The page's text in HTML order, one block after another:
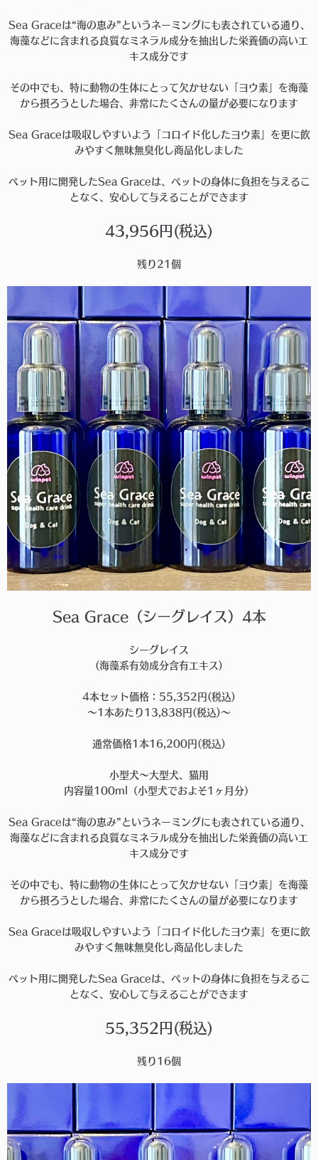
Sea Graceは“海の恵み”というネーミングにも表されている通り、
海藻などに含まれる良質なミネラル成分を抽出した栄養価の高いエ
キス成分です
その中でも、特に動物の生体にとって欠かせない「ヨウ素」を海藻
から摂ろうとした場合、非常にたくさんの量が必要になります
Sea Graceは吸収しやすいよう「コロイド化したヨウ素」を更に飲
みやすく無味無臭化し商品化しました
ペット用に開発したSea Graceは、ペットの身体に負担を与えるこ
となく、安心して与えることができます
43,956円(税込)
残り21個
Sea Grace（シーグレイス）4本
シーグレイス
(海藻系有効成分含有エキス)
4本セット価格：55,352円(税込)
〜1本あたり13,838円(税込)〜
通常価格1本16,200円(税込)
小型犬〜大型犬、猫用
内容量100ml（小型犬でおよそ1ヶ月分）
Sea Graceは“海の恵み”というネーミングにも表されている通り、
海藻などに含まれる良質なミネラル成分を抽出した栄養価の高いエ
キス成分です
その中でも、特に動物の生体にとって欠かせない「ヨウ素」を海藻
から摂ろうとした場合、非常にたくさんの量が必要になります
Sea Graceは吸収しやすいよう「コロイド化したヨウ素」を更に飲
みやすく無味無臭化し商品化しました
ペット用に開発したSea Graceは、ペットの身体に負担を与えるこ
となく、安心して与えることができます
55,352円(税込)
残り16個